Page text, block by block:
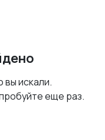
вы искали.
еще раз.